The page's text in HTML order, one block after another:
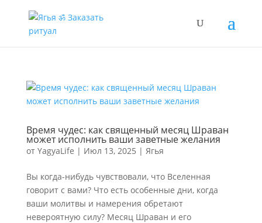
Время чудес: как священный месяц Шраван
может исполнить ваши заветные желания
от YagyaLife | Июл 13, 2025 | Ягья
Вы когда-нибудь чувствовали, что Вселенная
говорит с вами? Что есть особенные дни, когда
ваши молитвы и намерения обретают
невероятную силу? Месяц Шраван и его